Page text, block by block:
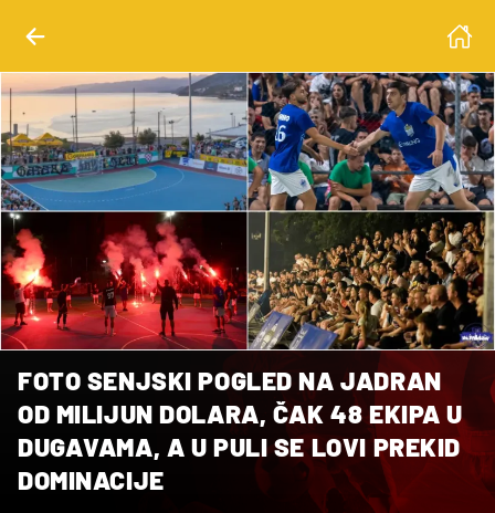
FOTO SENJSKI POGLED NA JADRAN
OD MILIJUN DOLARA, ČAK 48 EKIPA U
DUGAVAMA, A U PULI SE LOVI PREKID
DOMINACIJE